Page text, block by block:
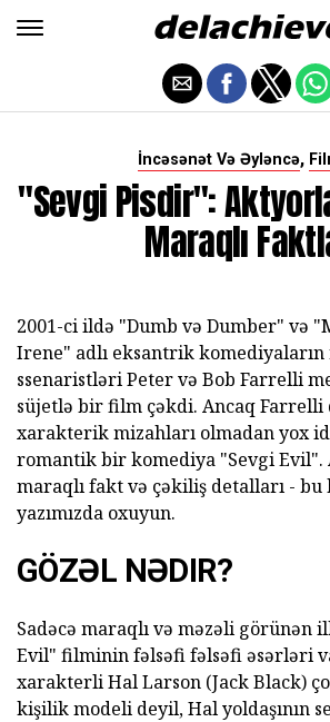
İncəsənət Və Əyləncə,
"Sevgi Pisdir":
Maraqlı
2001-ci ildə "Dumb və Dumber" və
Irene" adlı eksantrik komediyaların
ssenaristləri Peter və Bob Farrelli
süjetlə bir film çəkdi. Ancaq Farrelli
xarakterik mizahları olmadan yox
romantik bir komediya "Sevgi Evil".
maraqlı fakt və çəkiliş detalları -
yazımızda oxuyun.
GÖZƏL NƏDIR?
Sadəcə maraqlı və məzəli görünən
Evil" filminin fəlsəfi fəlsəfi əsərləri
xarakterli Hal Larson (Jack Black)
kişilik modeli deyil, Hal yoldaşının